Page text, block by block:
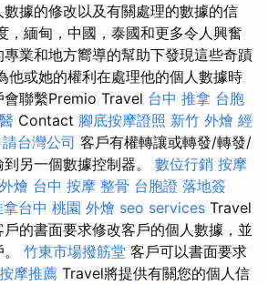
據的修改以及有關處理的數據的信
，緬甸，中國，泰國和更多令人興奮
業和地方嚮導的幫助下發現這些奇蹟
他或她的權利在處理他的個人數據時
會聯繫Premio Travel 台中 推拿 台胞
Contact 腳底按摩證照 新竹 外燴 經
請台灣公司 客戶有權轉讓或轉發/轉發/
另一個數據控制器。 數位行銷 按摩
燴 台中 按摩 整骨 台胞證 落地簽
拿台中 桃園 外燴 seo services Travel
的書面要求修改客戶的個人數據，並
竹東市場撥筋堂 客戶可以書面要求
摩推薦 Travel將提供有關您的個人信